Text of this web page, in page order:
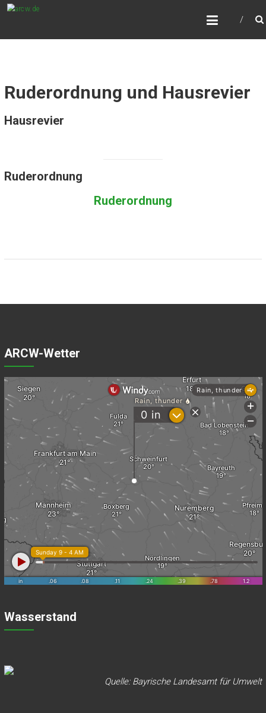
ZumARCW.DE
Ruderordnung und Hausrevier
Hausrevier
Ruderordnung
Ruderordnung
ARCW-Wetter
Wasserstand
Quelle: Bayrische Landesamt für Umwelt